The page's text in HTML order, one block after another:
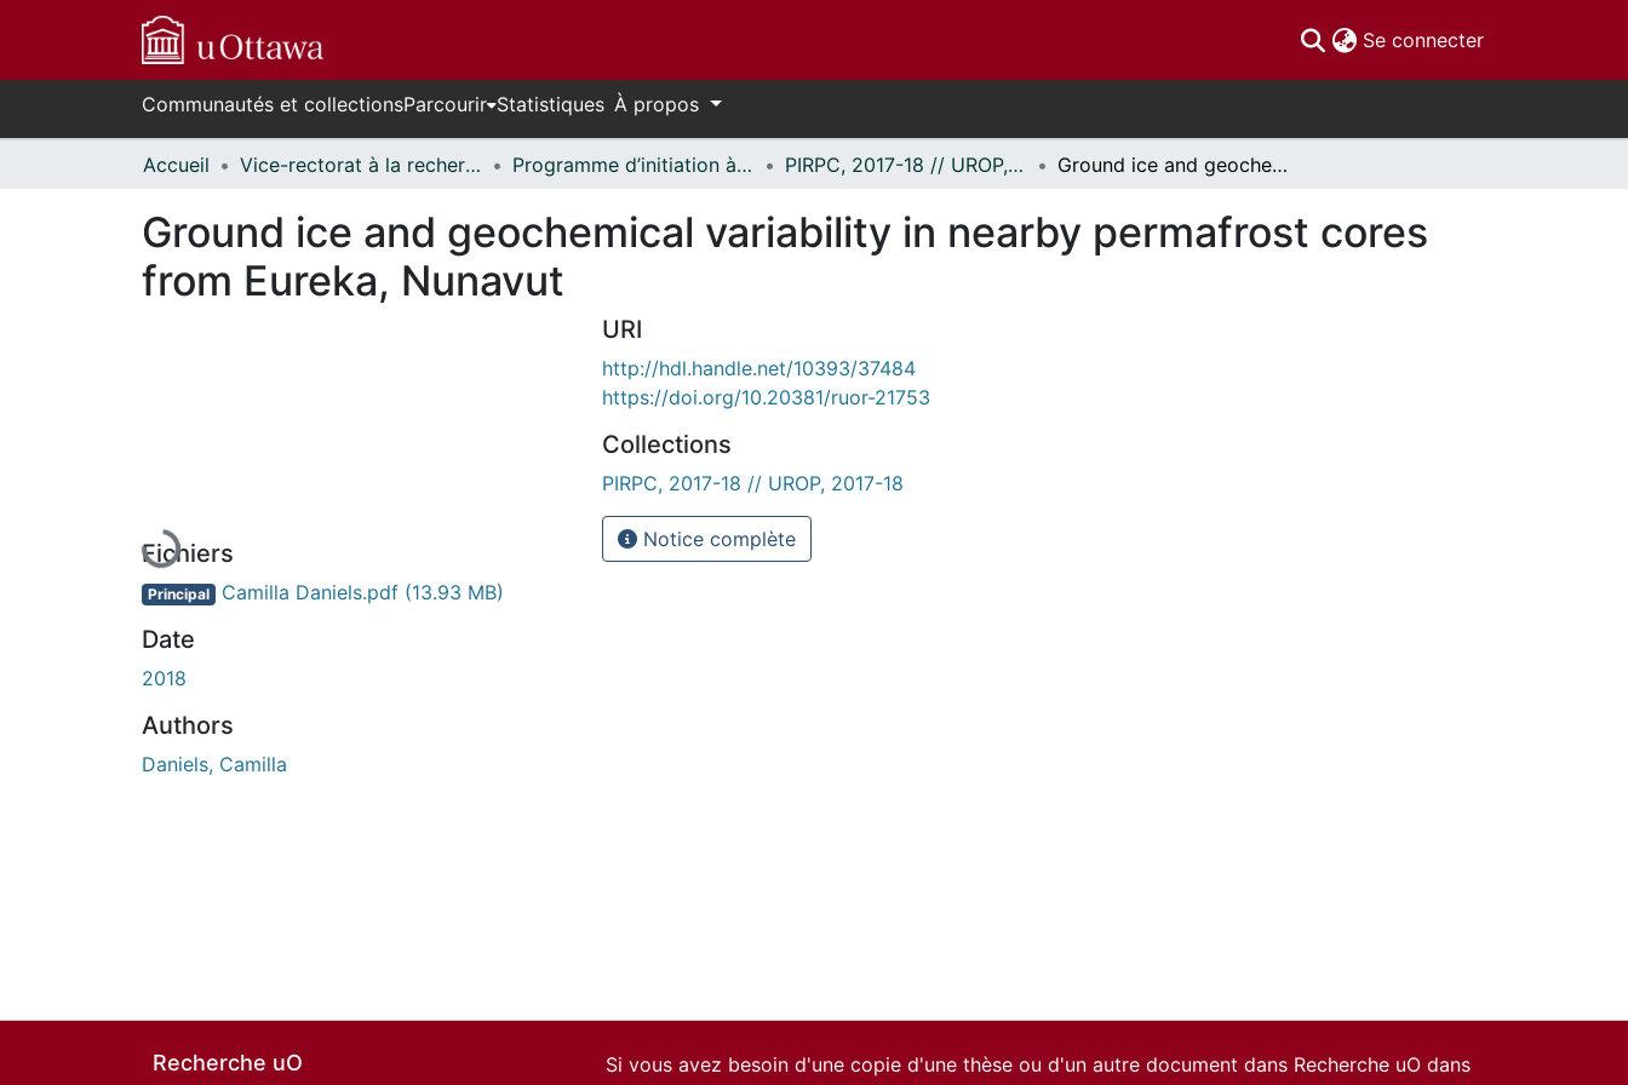
Se connecter(current)
Communautés et collectionsParcourir Statistiques À propos
Accueil Vice-rectorat à la recherche // Office of the V-P, Research Programme d’initiation à la recherche au premier cycle (PIRPC) // Undergraduate Research Opportunity Program (UROP) PIRPC, 2017-18 // UROP, 2017-18 Ground ice and geochemical variability in nearby permafrost cores from Eureka, Nunavut
Ground ice and geochemical variability in nearby permafrost cores
from Eureka, Nunavut
En cours de chargement...
Fichiers
Principal Camilla Daniels.pdf (13.93 MB)
Date
2018
Authors
Daniels, Camilla
URI
http://hdl.handle.net/10393/37484
https://doi.org/10.20381/ruor-21753
Collections
PIRPC, 2017-18 // UROP, 2017-18
Notice complète
Recherche uO
Si vous avez besoin d'une copie d'une thèse ou d'un autre document dans Recherche uO dans